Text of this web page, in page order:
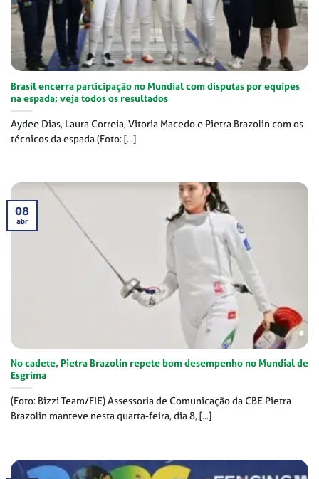
Brasil encerra participação no Mundial com disputas por equipes
na espada; veja todos os resultados
Aydee Dias, Laura Correia, Vitoria Macedo e Pietra Brazolin com os
técnicos da espada (Foto: [...]
No cadete, Pietra Brazolin repete bom desempenho no Mundial de
Esgrima
(Foto: Bizzi Team/FIE) Assessoria de Comunicação da CBE Pietra
Brazolin manteve nesta quarta-feira, dia 8, [...]
08
abr